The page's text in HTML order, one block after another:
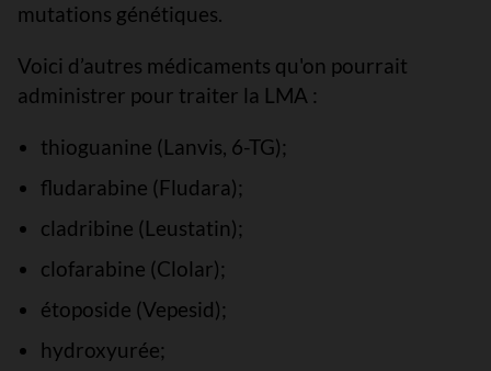
mutations génétiques.
Voici d’autres médicaments qu'on pourrait
administrer pour traiter la LMA :
thioguanine (Lanvis, 6-TG);
fludarabine (Fludara);
cladribine (Leustatin);
clofarabine (Clolar);
étoposide (Vepesid);
hydroxyurée;